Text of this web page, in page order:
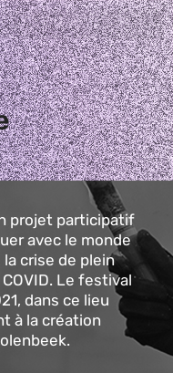
projet participatif
avec le monde
crise de plein
Le festival
dans ce lieu
à la création